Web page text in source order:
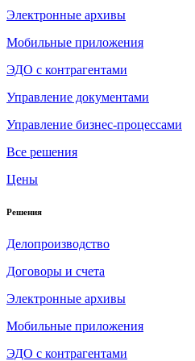
Электронные архивы
Мобильные приложения
ЭДО с контрагентами
Управление документами
Управление бизнес-процессами
Все решения
Цены
Решения
Делопроизводство
Договоры и счета
Электронные архивы
Мобильные приложения
ЭДО с контрагентами